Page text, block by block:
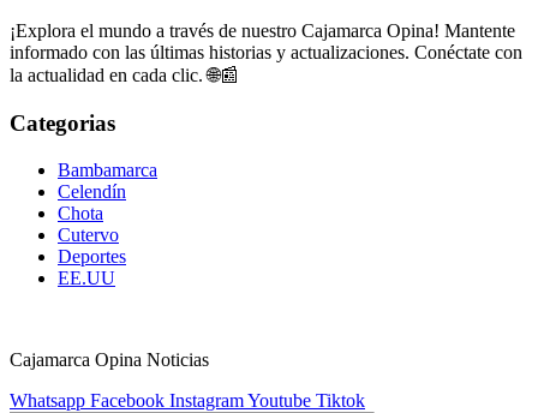
¡Explora el mundo a través de nuestro Cajamarca Opina! Mantente
informado con las últimas historias y actualizaciones. Conéctate con
la actualidad en cada clic. 🌐📰
Categorias
Bambamarca
Celendín
Chota
Cutervo
Deportes
EE.UU
Cajamarca Opina Noticias
Whatsapp Facebook InstagramYoutube Tiktok